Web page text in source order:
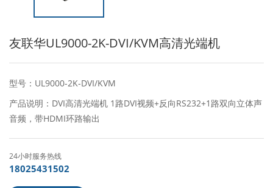
友联华UL9000-2K-DVI/KVM高清光端机
型号：UL9000-2K-DVI/KVM
产品说明：DVI高清光端机 1路DVI视频+反向RS232+1路双向立体声
音频，带HDMI环路输出
24小时服务热线
18025431502